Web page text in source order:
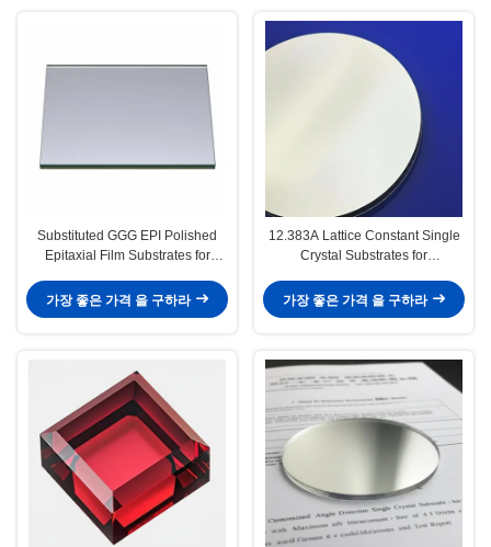
Substituted GGG EPI Polished
Epitaxial Film Substrates for
가장 좋은 가격 을 구하라
12.383A Lattice Constant Single
Crystal Substrates for
3'' Dia
가장 좋은 가격 을 구하라